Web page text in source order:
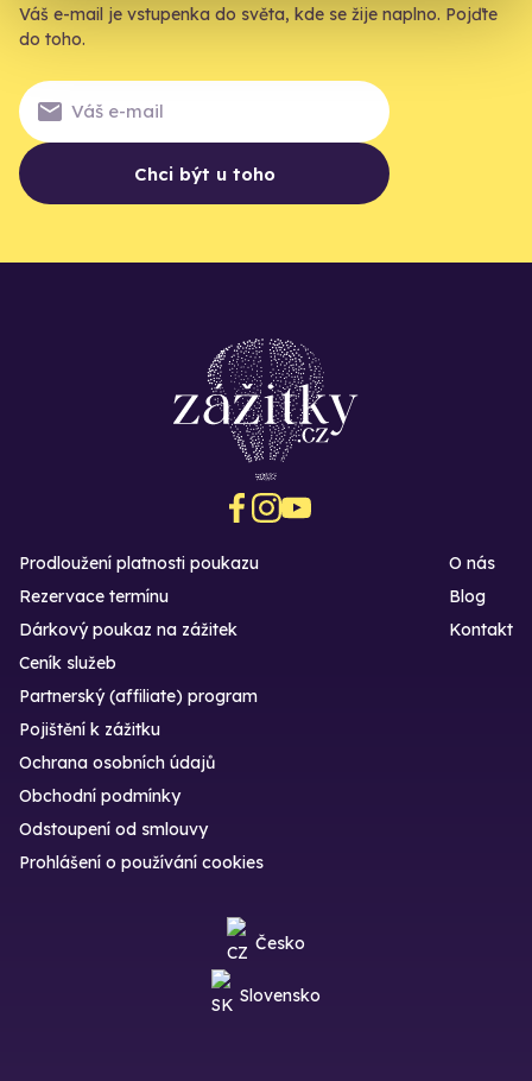
Váš e-mail je vstupenka do světa, kde se žije naplno. Pojďte
do toho.
Chci být u toho
Prodloužení platnosti poukazu
Rezervace termínu
Dárkový poukaz na zážitek
O nás
Blog
Kontakt
Ceník služeb
Partnerský (affiliate) program
Pojištění k zážitku
Ochrana osobních údajů
Obchodní podmínky
Odstoupení od smlouvy
Prohlášení o používání cookies
Česko
Slovensko